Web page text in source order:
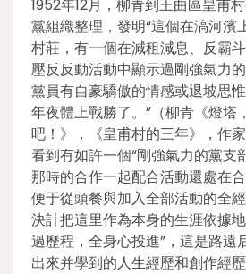
1952年12月，柳青到王曲區皇甫
黨組織整理，發明“這個在滈河濱
村莊，有一個在減租減息、反霸
壓反反動活動中顯示過剛強氣力
黨員有自豪驕傲的情感或退坡思
年夜體上戰勝了。”（柳青《燈塔
吧！》，《皇甫村的三年》，作家
看到有如許一個“剛強氣力的黨支
那時的合作一起配合活動還處在
便于從頭餐與加入全部活動的全
決計把這里作為本身的生涯依據
過歷程，全身心投進”，這是路遠
出來并學到的人生經歷和創作經歷